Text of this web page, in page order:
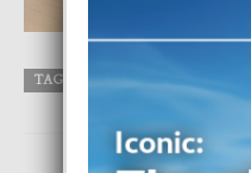
TAGS Aruba